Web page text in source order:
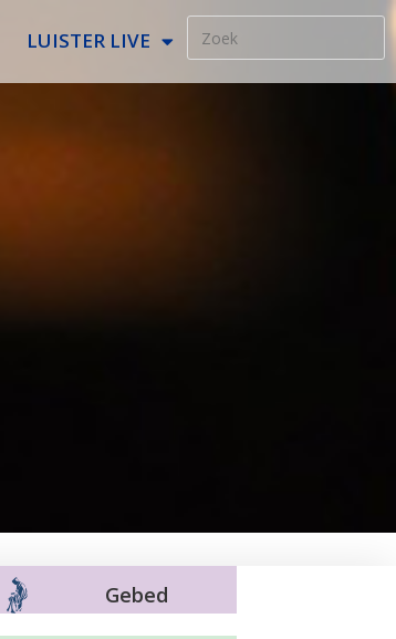
LUISTER LIVE
Gebed